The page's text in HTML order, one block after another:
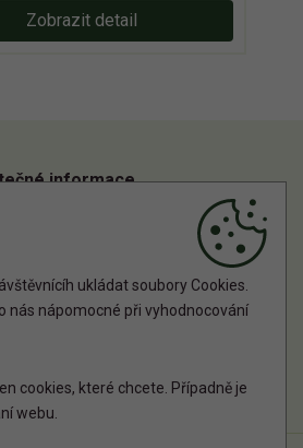
Zobrazit detail
informace
o zpracování osobních údajů
ukládat soubory Cookies.
nás nápomocné při vyhodnocování
cookies, které chcete. Případně je
webu.